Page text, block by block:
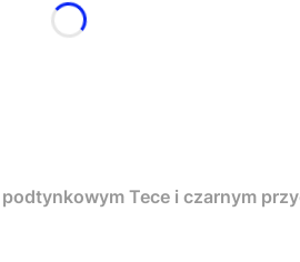
Tece i czarnym